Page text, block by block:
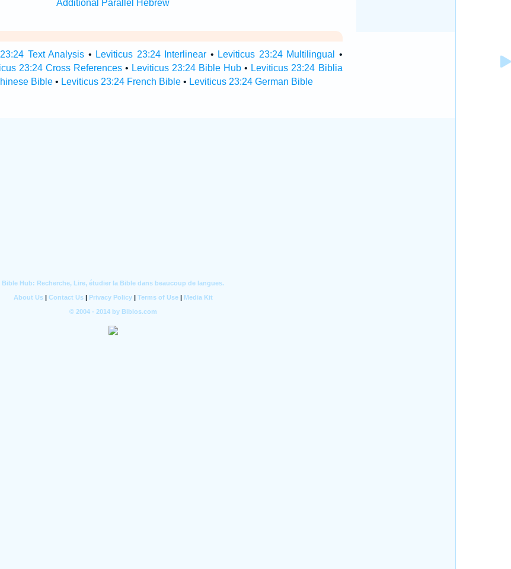
Additional Parallel Hebrew
Text Analysis • Leviticus 23:24 Interlinear • Leviticus 23:24 Multilingual
•
23:24 Cross References• Leviticus 23:24 Bible Hub • Leviticus 23:24 Biblia
Bible• Leviticus 23:24 French Bible• Leviticus 23:24 German Bible